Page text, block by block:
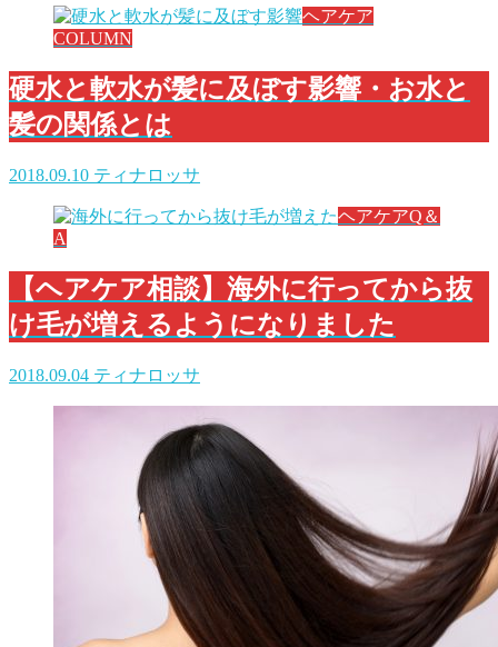
ヘアケア
COLUMN
硬水と軟水が髪に及ぼす影響・お水と
髪の関係とは
2018.09.10 ティナロッサ
ヘアケアQ＆
A
【ヘアケア相談】海外に行ってから抜
け毛が増えるようになりました
2018.09.04 ティナロッサ